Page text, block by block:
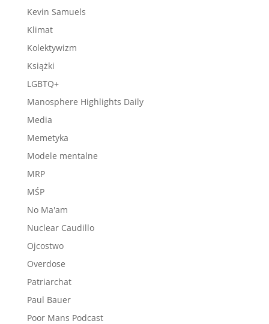
Kevin Samuels
Klimat
Kolektywizm
Książki
LGBTQ+
Manosphere Highlights Daily
Media
Memetyka
Modele mentalne
MRP
MŚP
No Ma'am
Nuclear Caudillo
Ojcostwo
Overdose
Patriarchat
Paul Bauer
Poor Mans Podcast